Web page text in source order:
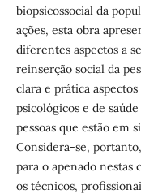
biopsicossocial da
ações, esta obra
diferentes aspectos a
reinserção social da
clara e prática
psicológicos e de
pessoas que estão em
Considera-se,
para o apenado nestas
os técnicos,